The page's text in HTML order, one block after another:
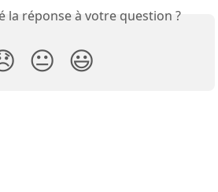
la réponse à votre question ?
😐 😃